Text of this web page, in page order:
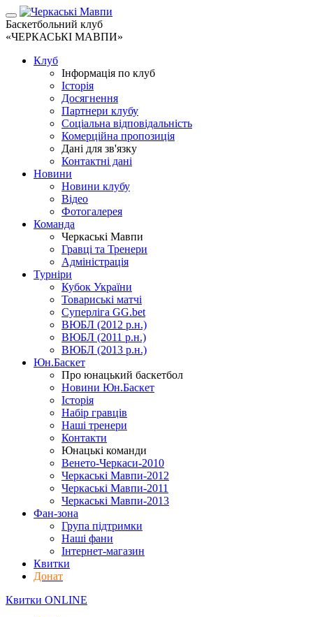
Баскетбольний клуб
«ЧЕРКАСЬКІ МАВПИ»
Клуб
Інформація по клуб
Історія
Досягнення
Партнери клубу
Соціальна відповідальність
Комерційна пропозиція
Дані для зв'язку
Контактні дані
Новини
Новини клубу
Відео
Фотогалерея
Команда
Черкаські Мавпи
Гравці та Тренери
Адміністрація
Турніри
Кубок України
Товариські матчі
Суперліга GG.bet
ВЮБЛ (2012 р.н.)
ВЮБЛ (2011 р.н.)
ВЮБЛ (2013 р.н.)
Юн.Баскет
Про юнацький баскетбол
Новини Юн.Баскет
Історія
Набір гравців
Наші тренери
Контакти
Юнацькі команди
Венето-Черкаси-2010
Черкаські Мавпи-2012
Черкаські Мавпи-2011
Черкаські Мавпи-2013
Фан-зона
Група підтримки
Наші фани
Інтернет-магазин
Квитки
Донат
Квитки ONLINE